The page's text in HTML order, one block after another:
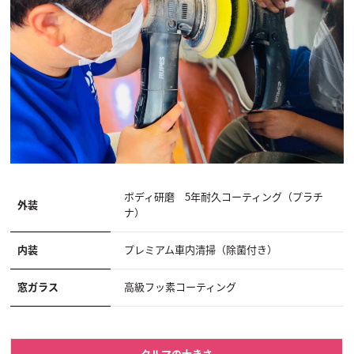
外装
ボディ研磨 5年耐久コーティング（プラチ
ナ）
内装 プレミアム車内清掃（除菌付き）
窓ガラス 高級フッ素コーティング